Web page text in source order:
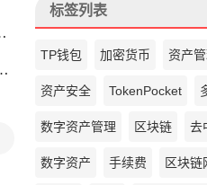
标签列表
TP钱包 加密货币 资产
资产安全 TokenPocket
数字资产管理 区块链 去
数字资产 手续费 区块链